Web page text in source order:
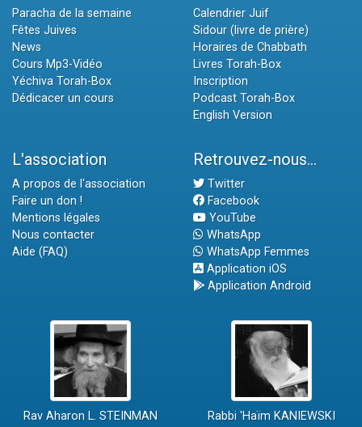
Paracha de la semaine
Fêtes Juives
News
Cours Mp3-Vidéo
Yéchiva Torah-Box
Dédicacer un cours
Calendrier Juif
Sidour (livre de prière)
Horaires de Chabbath
Livres Torah-Box
Inscription
Podcast Torah-Box
English Version
L'association
A propos de l'association
Faire un don !
Mentions légales
Nous contacter
Aide (FAQ)
Retrouvez-nous...
Twitter
Facebook
YouTube
WhatsApp
WhatsApp Femmes
Application iOS
Application Android
Rav Aharon L. STEINMAN Rabbi 'Haïm KANIEWSKI